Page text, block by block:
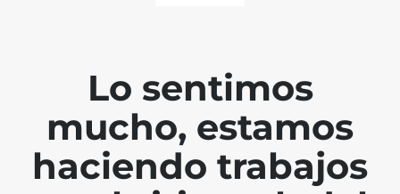
Lo sentimos
mucho, estamos
haciendo trabajos